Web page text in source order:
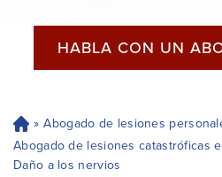
HABLA CON UN
H
og
ar
» Abogado de lesiones
Abogado de lesiones catastróficas
Daño a los nervios